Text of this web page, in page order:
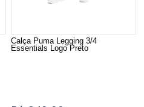
Calça Puma Legging 3/4
Essentials Logo Preto